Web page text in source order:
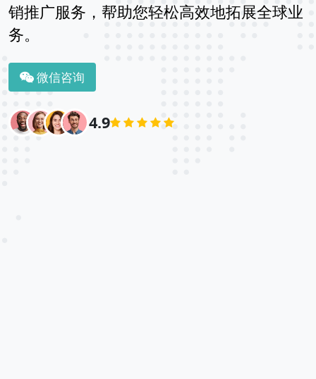
销推广服务，帮助您轻松高效地拓展全球业
务。
微信咨询
4.9